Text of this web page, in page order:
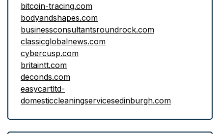
bitcoin-tracing.com
bodyandshapes.com
businessconsultantsroundrock.com
classicglobalnews.com
cybercusp.com
britaintt.com
deconds.com
easycartltd-
domesticcleaningservicesedinburgh.com